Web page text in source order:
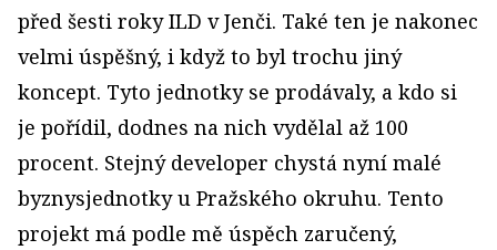
před šesti roky ILD v Jenči. Také ten je nakonec
velmi úspěšný, i když to byl trochu jiný
koncept. Tyto jednotky se prodávaly, a kdo si
je pořídil, dodnes na nich vydělal až 100
procent. Stejný developer chystá nyní malé
byznysjednotky u Pražského okruhu. Tento
projekt má podle mě úspěch zaručený,